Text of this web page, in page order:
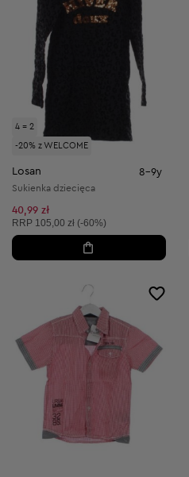
4 = 2
-20% z WELCOME
Losan 8-9y
Sukienka dziecięca
40,99 zł
Cena sugerowana:
RRP 105,00 zł (-60%)